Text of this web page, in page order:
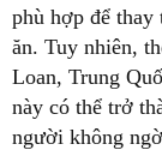
phù hợp để thay
ăn. Tuy nhiên,
Loan, Trung
này có thể trở
người không